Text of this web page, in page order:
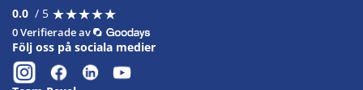
0.0 / 5 ★★★★★
★★★★★
0 Verifierade av
Följ oss på sociala medier